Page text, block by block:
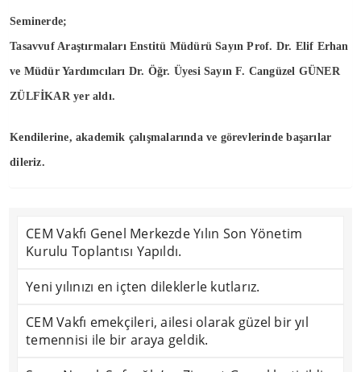
Seminerde;
Tasavvuf Araştırmaları Enstitü Müdürü Sayın Prof. Dr. Elif Erhan
ve Müdür Yardımcıları Dr. Öğr. Üyesi Sayın F. Cangüzel GÜNER
ZÜLFİKAR yer aldı.
Kendilerine, akademik çalışmalarında ve görevlerinde başarılar
dileriz.
CEM Vakfı Genel Merkezde Yılın Son Yönetim
Kurulu Toplantısı Yapıldı.
Yeni yılınızı en içten dileklerle kutlarız.
CEM Vakfı emekçileri, ailesi olarak güzel bir yıl
temennisi ile bir araya geldik.